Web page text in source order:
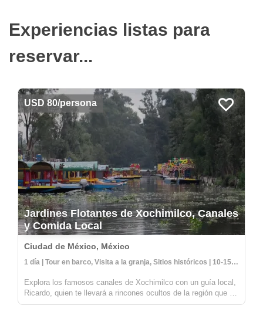
Experiencias listas para
reservar...
USD 80/persona
Jardines Flotantes de Xochimilco, Canales
y Comida Local
Ciudad de México, México
1 día | Tour en barco, Visita a la granja, Sitios históricos | 10-15 personas
Explora los famosos canales de Xochimilco con un guía local,
Ricardo, quien te llevará a rincones ocultos de la región que no
son visitados por otros viajeros. Mientras que muchas